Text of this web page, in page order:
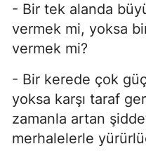
- Bir tek alanda
vermek mi, yoksa
vermek mi?
- Bir kerede çok
yoksa karşı taraf
zamanla artan
merhalelerle